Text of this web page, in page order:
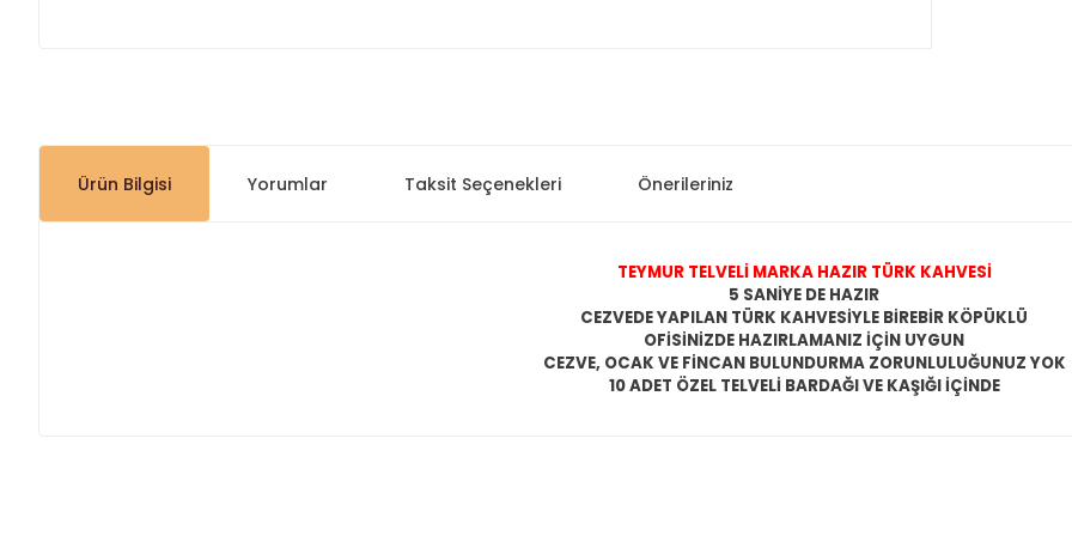
Ürün Bilgisi Yorumlar Taksit Seçenekleri Önerileriniz
TEYMUR TELVELİ MARKA HAZIR TÜRK KAHVESİ
5 SANİYE DE HAZIR
CEZVEDE YAPILAN TÜRK KAHVESİYLE BİREBİR KÖPÜKLÜ
OFİSİNİZDE HAZIRLAMANIZ İÇİN UYGUN
CEZVE, OCAK VE FİNCAN BULUNDURMA ZORUNLULUĞUNUZ YOK
10 ADET ÖZEL TELVELİ BARDAĞI VE KAŞIĞI İÇİNDE